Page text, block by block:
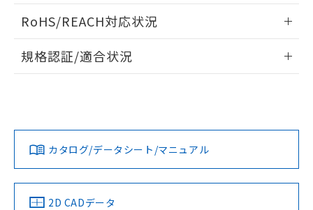
ビーム径-距離特性
ドすることができます。
ログイン/会員登録
ダウンロードデータをご利用いただく前に、以下を必ずお読
みください。
ソフトウェアの使用条件
RoHS/REACH対応状況
EU RoHS 注意事項・凡例
対応済み
中国 RoHS 注意事項・凡例
規格認証/適合状況
LR型式承認
（イギリス
船舶規格）
DNV型式承認
（ノルウェー
BV型式承認
（フランス
KR型式
（韓国
カタログ/データシート/マニュアル
2D CADデータ